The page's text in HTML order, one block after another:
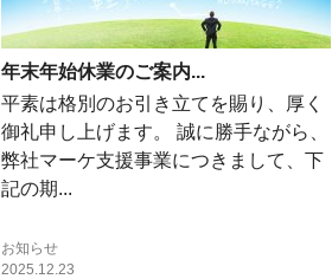
年末年始休業のご案内...
平素は格別のお引き立てを賜り、厚く
御礼申し上げます。 誠に勝手ながら、
弊社マーケ支援事業につきまして、下
記の期...
お知らせ
2025.12.23